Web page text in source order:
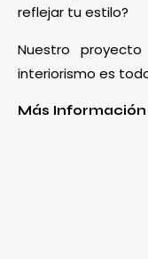
reflejar tu estilo?
Nuestro
interiorismo es
Más Información